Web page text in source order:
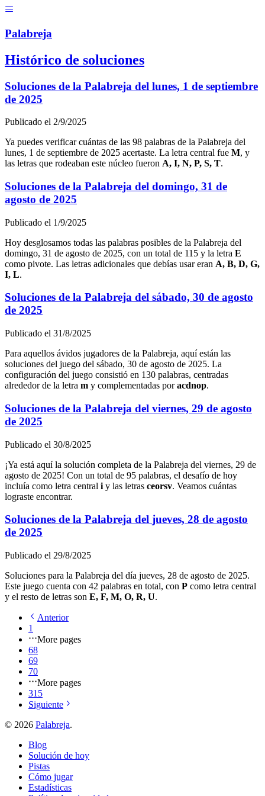
Palabreja
Histórico de soluciones
Soluciones de la Palabreja del lunes, 1 de septiembre
de 2025
Publicado el 2/9/2025
Ya puedes verificar cuántas de las 98 palabras de la Palabreja del
lunes, 1 de septiembre de 2025 acertaste. La letra central fue M, y
las letras que rodeaban este núcleo fueron A, I, N, P, S, T.
Soluciones de la Palabreja del domingo, 31 de
agosto de 2025
Publicado el 1/9/2025
Hoy desglosamos todas las palabras posibles de la Palabreja del
domingo, 31 de agosto de 2025, con un total de 115 y la letra E
como pivote. Las letras adicionales que debías usar eran A, B, D, G,
I, L.
Soluciones de la Palabreja del sábado, 30 de agosto
de 2025
Publicado el 31/8/2025
Para aquellos ávidos jugadores de la Palabreja, aquí están las
soluciones del juego del sábado, 30 de agosto de 2025. La
configuración del juego consistió en 130 palabras, centradas
alrededor de la letra m y complementadas por acdnop.
Soluciones de la Palabreja del viernes, 29 de agosto
de 2025
Publicado el 30/8/2025
¡Ya está aquí la solución completa de la Palabreja del viernes, 29 de
agosto de 2025! Con un total de 95 palabras, el desafío de hoy
incluía como letra central i y las letras ceorsv. Veamos cuántas
lograste encontrar.
Soluciones de la Palabreja del jueves, 28 de agosto
de 2025
Publicado el 29/8/2025
Soluciones para la Palabreja del día jueves, 28 de agosto de 2025.
Este juego cuenta con 42 palabras en total, con P como letra central
y el resto de letras son E, F, M, O, R, U.
Anterior
1
More pages
68
69
70
More pages
315
Siguiente
© 2026 Palabreja.
Blog
Solución de hoy
Pistas
Cómo jugar
Estadísticas